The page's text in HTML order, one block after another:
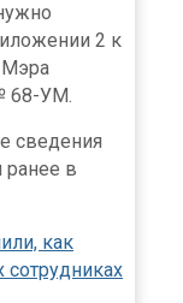
2 к
Мэра
68-УМ.
сведения
в
как
сотрудниках